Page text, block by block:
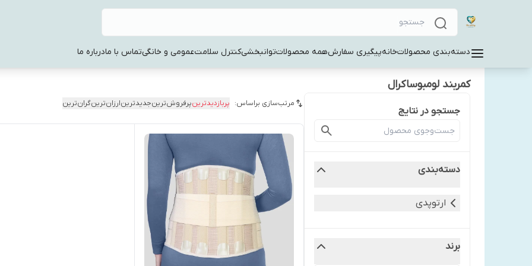
دسته‌بندی محصولاتخانهپیگیری سفارشهمه محصولاتتوانبخشیکنترل سلامتعمومی و خانگیتماس با مادرباره ما
کمربند لومبوساکرال
جستجو در نتایج
دسته‌بندی
ارتوپدی
برند
مرتب‌سازی براساس: پربازدیدترینپرفروش‌ترینجدیدترینارزان‌ترینگران‌ترین